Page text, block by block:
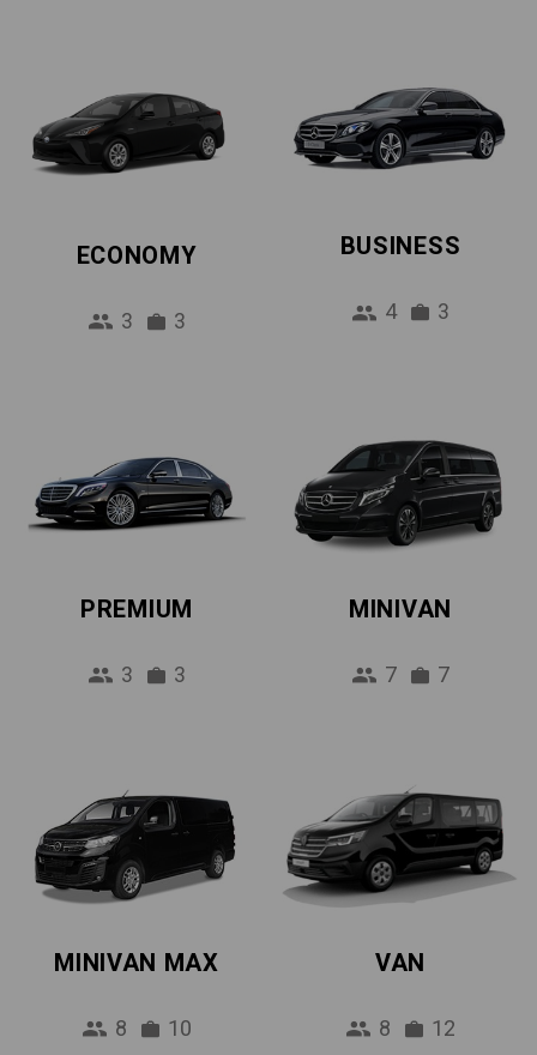
ECONOMY
3 3
BUSINESS
4 3
PREMIUM
3 3
MINIVAN
7 7
MINIVAN MAX
8 10
VAN
8 12